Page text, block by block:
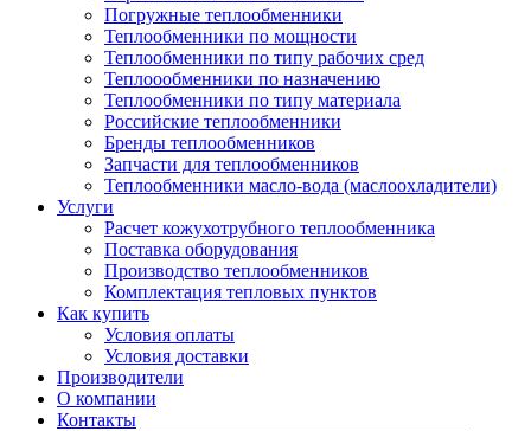
Погружные теплообменники
Теплообменники по мощности
Теплообменники по типу рабочих сред
Теплоообменники по назначению
Теплообменники по типу материала
Российские теплообменники
Бренды теплообменников
Запчасти для теплообменников
Теплообменники масло-вода (маслоохладители)
Услуги
Расчет кожухотрубного теплообменника
Поставка оборудования
Производство теплообменников
Комплектация тепловых пунктов
Как купить
Условия оплаты
Условия доставки
Производители
О компании
Контакты